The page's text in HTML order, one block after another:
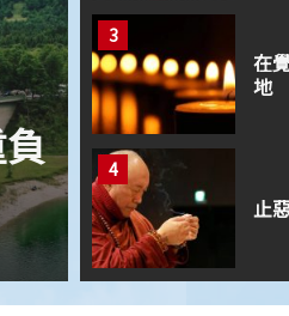
2025 年 6 月 9 日
3
在
地
4
止
5